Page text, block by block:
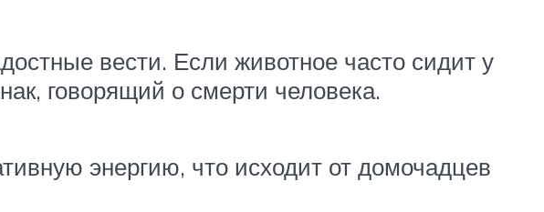
вести. Если животное часто сидит у
говорящий о смерти человека.
энергию, что исходит от домочадцев